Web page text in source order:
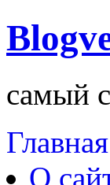
самый
Главная
О